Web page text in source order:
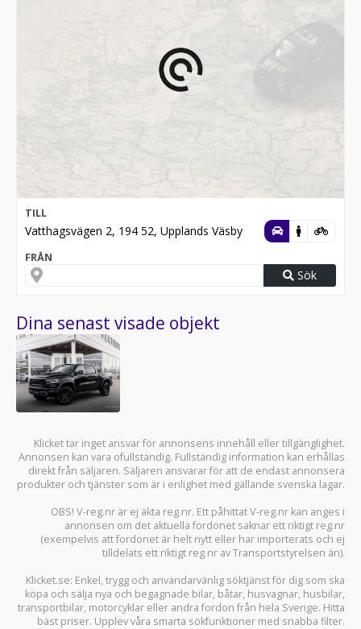
TILL
Vatthagsvägen 2, 194 52, Upplands Väsby
FRÅN
Sök
Dina senast visade objekt
Klicket tar inget ansvar för annonsens innehåll eller tillgänglighet.
Annonsen kan vara ofullständig. Fullständig information kan erhållas
direkt från säljaren. Säljaren ansvarar för att de endast annonsera
produkter och tjänster som är i enlighet med gällande svenska lagar.
OBS! V-reg.nr är ej äkta reg.nr. Ett påhittat V-reg.nr kan anges i
annonsen om det aktuella fordonet saknar ett riktigt reg.nr
(exempelvis att fordonet är helt nytt eller har importerats och ej
tilldelats ett riktigt reg.nr av Transportstyrelsen än).
Klicket.se: Enkel, trygg och användarvänlig söktjänst för dig som ska
köpa och sälja nya och begagnade bilar, båtar, husvagnar, husbilar,
transportbilar, motorcyklar eller andra fordon från hela Sverige. Hitta
bäst priser. Upplev våra smarta sökfunktioner med snabba filter.